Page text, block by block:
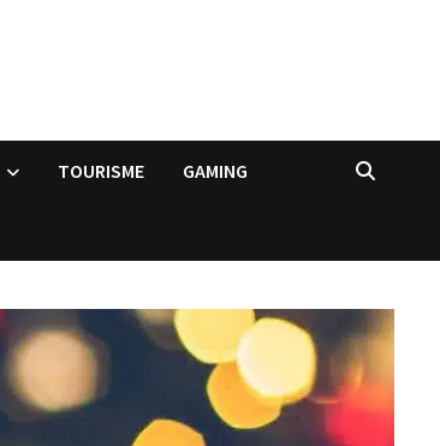
TOURISME GAMING